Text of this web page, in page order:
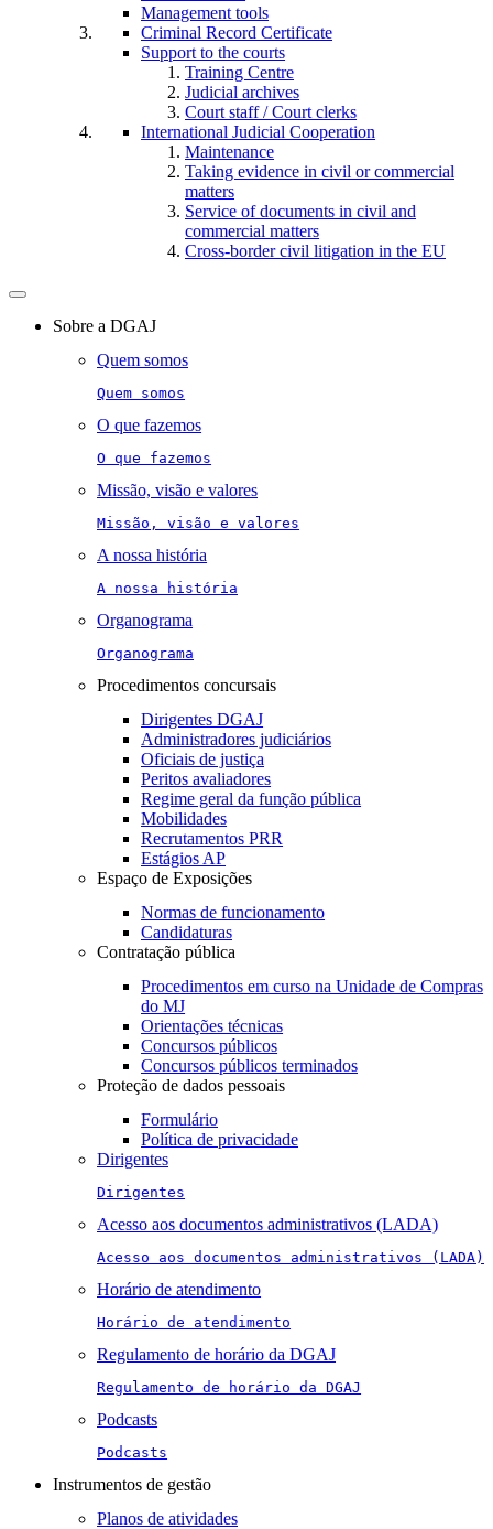
Management tools
Criminal Record Certificate
Support to the courts
Training Centre
Judicial archives
Court staff / Court clerks
International Judicial Cooperation
Maintenance
Taking evidence in civil or commercial
matters
Service of documents in civil and
commercial matters​​
Cross-border civil litigation in the EU
Toggle
navigationSobre a DGAJ
Quem somos
Quem somos
O que fazemos
O que fazemos
Missão, visão e valores
Missão, visão e valores
A nossa história
A nossa história
Organograma
Organograma
Procedimentos concursais
Dirigentes DGAJ
Administradores judiciários
Oficiais de justiça
Peritos avaliadores
Regime geral da função pública
Mobilidades
Recrutamentos PRR
Estágios AP
Espaço de Exposições
Normas de funcionamento
Candidaturas
Contratação pública
Procedimentos em curso na Unidade de Compras
do MJ
Orientações técnicas
Concursos públicos
Concursos públicos terminados
Proteção de dados pessoais
Formulário
Política de privacidade
Dirigentes
Dirigentes
Acesso aos documentos administrativos (LADA)
Acesso aos documentos administrativos (LADA)
Horário de atendimento
Horário de atendimento
Regulamento de horário da DGAJ
Regulamento de horário da DGAJ
Podcasts
Podcasts
Instrumentos de gestão
Planos de atividades